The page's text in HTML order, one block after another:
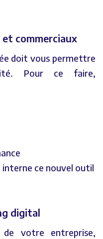
commerciaux
doit vous permettre
Pour ce faire,
interne ce nouvel outil
digital
votre entreprise,